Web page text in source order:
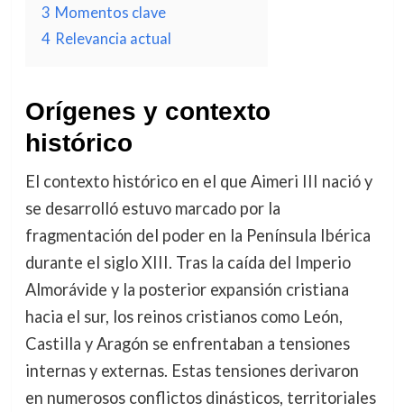
3 Momentos clave
4 Relevancia actual
Orígenes y contexto
histórico
El contexto histórico en el que Aimeri III nació y
se desarrolló estuvo marcado por la
fragmentación del poder en la Península Ibérica
durante el siglo XIII. Tras la caída del Imperio
Almorávide y la posterior expansión cristiana
hacia el sur, los reinos cristianos como León,
Castilla y Aragón se enfrentaban a tensiones
internas y externas. Estas tensiones derivaron
en numerosos conflictos dinásticos, territoriales